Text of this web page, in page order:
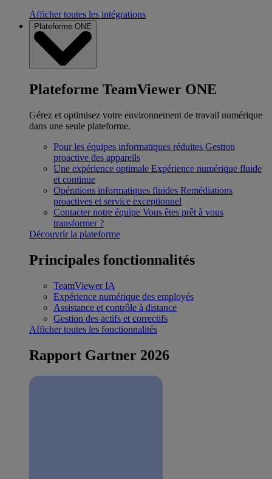
Afficher toutes les intégrations
Plateforme ONE
Plateforme TeamViewer ONE
Gérez et optimisez votre environnement de travail numérique
dans une seule plateforme.
Pour les équipes informatiques réduites Gestion
proactive des appareils
Une expérience optimale Expérience numérique fluide
et continue
Opérations informatiques fluides Remédiations
proactives et service exceptionnel
Contacter notre équipe Vous êtes prêt à vous
transformer ?
Découvrir la plateforme
Principales fonctionnalités
TeamViewer IA
Expérience numérique des employés
Assistance et contrôle à distance
Gestion des actifs et correctifs
Afficher toutes les fonctionnalités
Rapport Gartner 2026